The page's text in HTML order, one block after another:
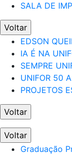
SALA DE
Voltar
EDSON
IA É NA
SEMPRE
UNIFOR 50
PROJETOS
Voltar
Voltar
Graduação